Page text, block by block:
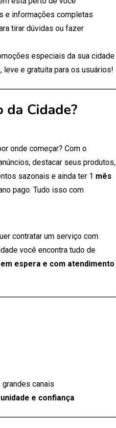
e informações completas
tirar dúvidas ou fazer
especiais da sua cidade
leve e gratuita para os usuários!
da Cidade?
onde começar? Com o
destacar seus produtos,
sazonais e ainda ter 1 mês
pago. Tudo isso com
contratar um serviço com
você encontra tudo de
espera e com atendimento
canais
e confiança